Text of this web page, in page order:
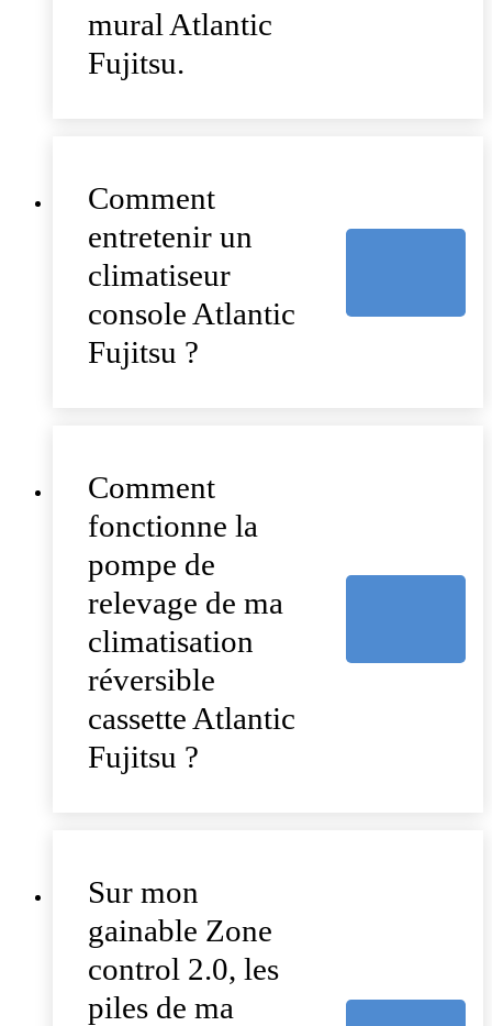
mural Atlantic
Fujitsu.
Comment
entretenir un
climatiseur
console Atlantic
Fujitsu ?
Comment
fonctionne la
pompe de
relevage de ma
climatisation
réversible
cassette Atlantic
Fujitsu ?
Sur mon
gainable Zone
control 2.0, les
piles de ma